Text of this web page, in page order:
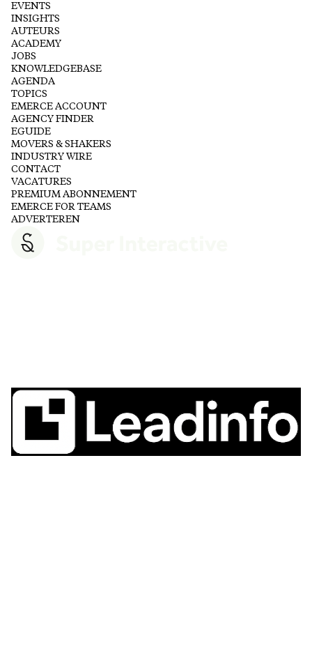
EVENTS
INSIGHTS
AUTEURS
ACADEMY
JOBS
KNOWLEDGEBASE
AGENDA
TOPICS
EMERCE ACCOUNT
AGENCY FINDER
EGUIDE
MOVERS & SHAKERS
INDUSTRY WIRE
CONTACT
VACATURES
PREMIUM ABONNEMENT
EMERCE FOR TEAMS
ADVERTEREN